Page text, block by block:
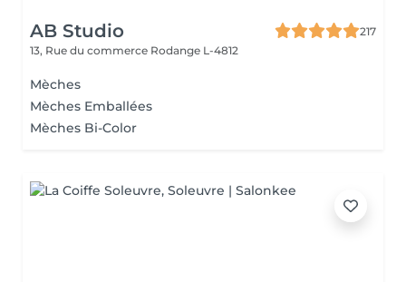
AB Studio
217
13, Rue du commerce Rodange L-4812
Mèches
Mèches Emballées
Mèches Bi-Color